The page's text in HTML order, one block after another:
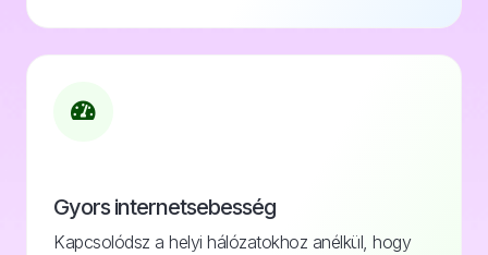
Gyors internetsebesség
Kapcsolódsz a helyi hálózatokhoz anélkül, hogy